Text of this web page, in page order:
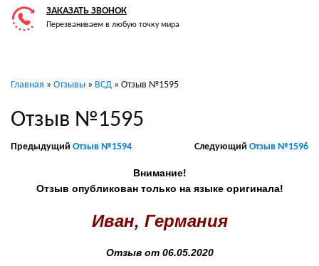
ЗАКАЗАТЬ ЗВОНОК
Перезваниваем в любую точку мира
Главная » Отзывы » ВСД » Отзыв №1595
Отзыв №1595
Предыдущий Отзыв №1594 Следующий Отзыв №1596
Внимание!
Отзыв опубликован только на языке оригинала!
Иван, Германия
Отзыв от 06.05.2020